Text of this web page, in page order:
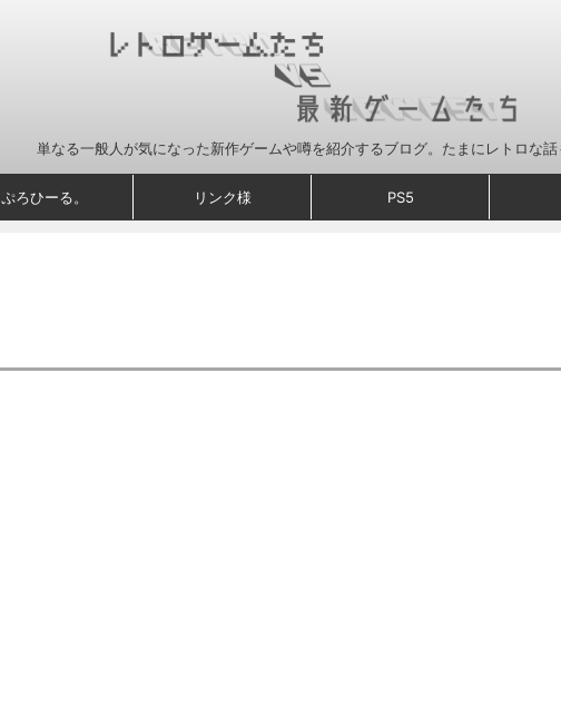
単なる一般人が気になった新作ゲームや噂を紹介するブログ。たまにレトロな話
ぷろひーる。 リンク様 PS5